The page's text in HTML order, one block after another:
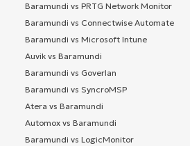
Baramundi vs PRTG Network Monitor
Baramundi vs Connectwise Automate
Baramundi vs Microsoft Intune
Auvik vs Baramundi
Baramundi vs Goverlan
Baramundi vs SyncroMSP
Atera vs Baramundi
Automox vs Baramundi
Baramundi vs LogicMonitor